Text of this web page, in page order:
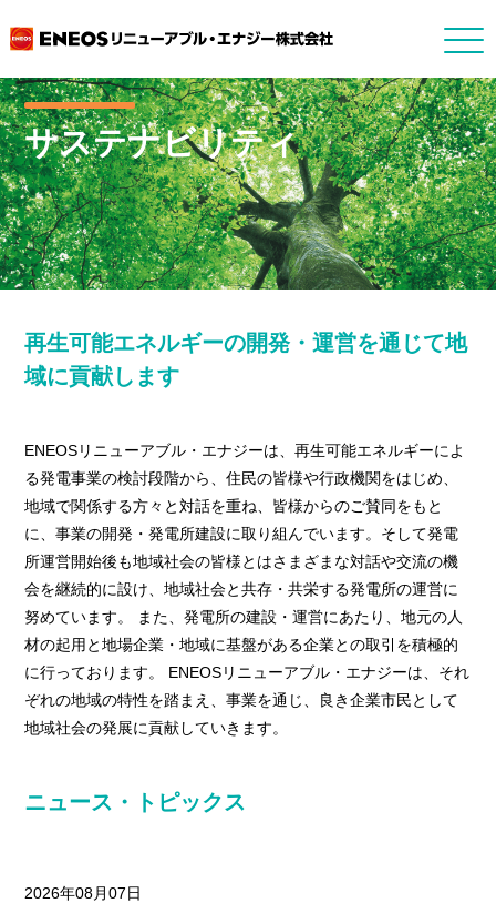
サステナビリティ
再生可能エネルギーの開発・運営を通じて地
域に貢献します
ENEOSリニューアブル・エナジーは、再生可能エネルギーによ
る発電事業の検討段階から、住民の皆様や行政機関をはじめ、
地域で関係する方々と対話を重ね、皆様からのご賛同をもと
に、事業の開発・発電所建設に取り組んでいます。そして発電
所運営開始後も地域社会の皆様とはさまざまな対話や交流の機
会を継続的に設け、地域社会と共存・共栄する発電所の運営に
努めています。 また、発電所の建設・運営にあたり、地元の人
材の起用と地場企業・地域に基盤がある企業との取引を積極的
に行っております。 ENEOSリニューアブル・エナジーは、それ
ぞれの地域の特性を踏まえ、事業を通じ、良き企業市民として
地域社会の発展に貢献していきます。
ニュース・トピックス
2026年08月07日